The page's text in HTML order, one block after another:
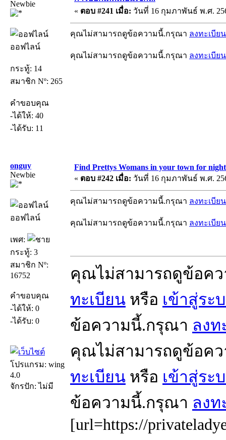
Newbie
ออฟไลน์
กระทู้: 14
สมาชิก Nº: 265
คำขอบคุณ
-ได้ให้: 40
-ได้รับ: 11
« ตอบ #241 เมื่อ: วันที่ 16 กุมภาพันธ์ พ.ศ.
คุณไม่สามารถดูข้อความนี้.กรุณา ลงทะเบียน
คุณไม่สามารถดูข้อความนี้.กรุณา ลงทะเบียน
onguy
Newbie
ออฟไลน์
เพศ:
กระทู้: 3
สมาชิก Nº:
16752
คำขอบคุณ
-ได้ให้: 0
-ได้รับ: 0
โปรแกรม: wing
4.0
จักรปัก: ไม่มี
Find Prettys Womans in your town for night
« ตอบ #242 เมื่อ: วันที่ 16 กุมภาพันธ์ พ.ศ.
คุณไม่สามารถดูข้อความนี้.กรุณา ลงทะเบียน
คุณไม่สามารถดูข้อความนี้.กรุณา ลงทะเบียน
คุณไม่สามารถดูข้อค
ทะเบียน หรือ เข้าสู่ระ
ข้อความนี้.กรุณา ลงท
คุณไม่สามารถดูข้อค
ทะเบียน หรือ เข้าสู่ระ
ข้อความนี้.กรุณา ลงท
[url=https://